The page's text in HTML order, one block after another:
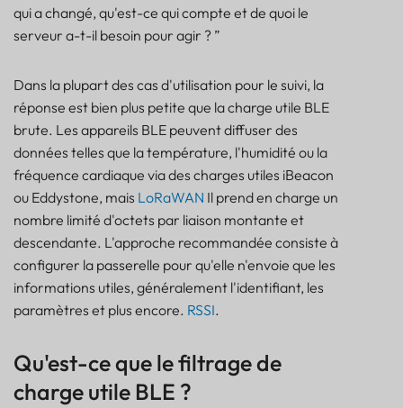
qui a changé, qu'est-ce qui compte et de quoi le
serveur a-t-il besoin pour agir ? ”
Dans la plupart des cas d'utilisation pour le suivi, la
réponse est bien plus petite que la charge utile BLE
brute. Les appareils BLE peuvent diffuser des
données telles que la température, l'humidité ou la
fréquence cardiaque via des charges utiles iBeacon
ou Eddystone, mais LoRaWAN Il prend en charge un
nombre limité d'octets par liaison montante et
descendante. L'approche recommandée consiste à
configurer la passerelle pour qu'elle n'envoie que les
informations utiles, généralement l'identifiant, les
paramètres et plus encore. RSSI.
Qu'est-ce que le filtrage de
charge utile BLE ?